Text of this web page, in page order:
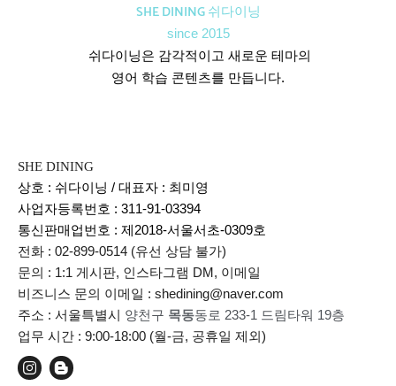
SHE DINING 쉬다이닝
since 2015
쉬다이닝은 감각적이고 새로운 테마의
영어 학습 콘텐츠를 만듭니다.
SHE DINING
상호 : 쉬다이닝 / 대표자 : 최미영
사업자등록번호 : 311-91-03394
통신판매업번호 : 제2018-서울서초-0309호
전화 : 02-899-0514 (유선 상담 불가)
문의 : 1:1 게시판, 인스타그램 DM, 이메일
비즈니스 문의 이메일 : shedining@naver.com
주소 : 서울특별시 양천구 목동동로 233-1 드림타워 19층
업무 시간 : 9:00-18:00 (월-금, 공휴일 제외)